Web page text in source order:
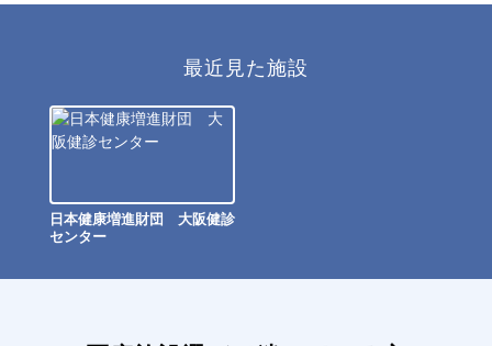
最近見た施設
日本健康増進財団 大阪健診
センター